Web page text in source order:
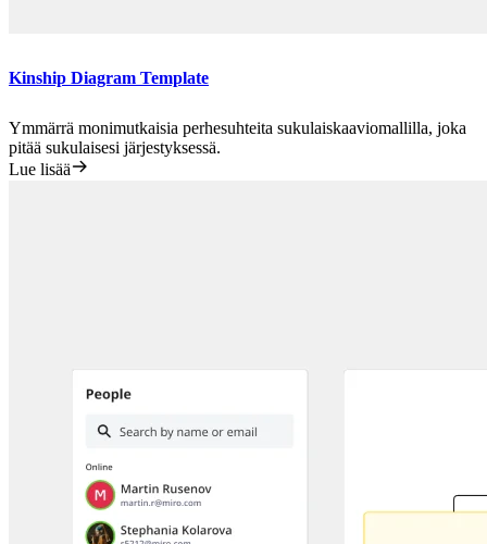
Kinship Diagram Template
Ymmärrä monimutkaisia perhesuhteita sukulaiskaaviomallilla, joka
pitää sukulaisesi järjestyksessä.
Lue lisää